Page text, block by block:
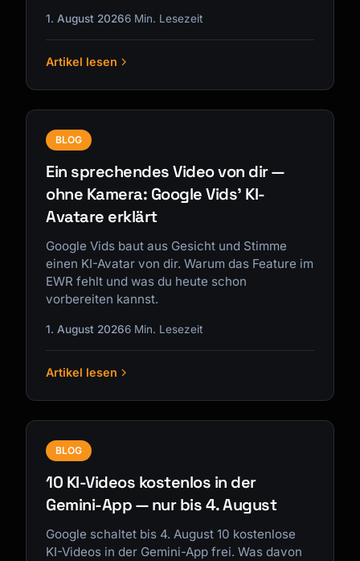
1. August 20266 Min. Lesezeit
Artikel lesen
BLOG
Ein sprechendes Video von dir —
ohne Kamera: Google Vids' KI-
Avatare erklärt
Google Vids baut aus Gesicht und Stimme
einen KI-Avatar von dir. Warum das Feature im
EWR fehlt und was du heute schon
vorbereiten kannst.
1. August 20266 Min. Lesezeit
Artikel lesen
BLOG
10 KI-Videos kostenlos in der
Gemini-App — nur bis 4. August
Google schaltet bis 4. August 10 kostenlose
KI-Videos in der Gemini-App frei. Was davon